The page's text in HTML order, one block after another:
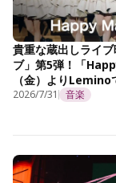
貴重な蔵出しライ
ブ」第5弾！「
（金）よりLemino
2026/7/31 音楽